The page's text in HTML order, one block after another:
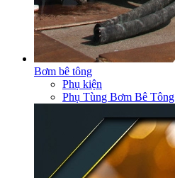
Bơm bê tông
Phụ kiện
Phụ Tùng Bơm Bê Tông